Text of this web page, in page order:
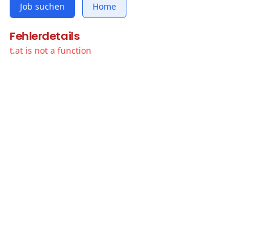
Job suchen Home
Fehlerdetails
t.at is not a function